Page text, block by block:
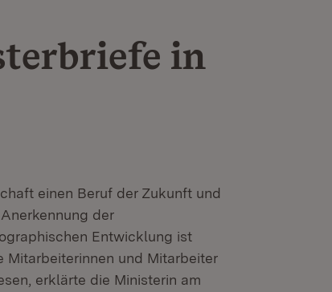
in
einen Beruf der Zukunft und
der
Entwicklung ist
Mitarbeiterinnen und Mitarbeiter
erklärte die Ministerin am